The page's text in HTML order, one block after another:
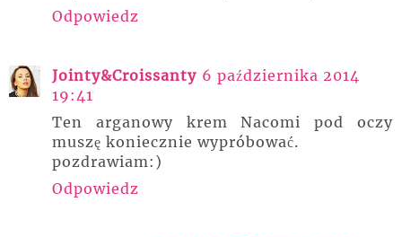
Odpowiedz
Jointy&Croissanty 6 października 2014
19:41
Ten arganowy krem Nacomi pod oczy
muszę koniecznie wypróbować.
pozdrawiam:)
Odpowiedz